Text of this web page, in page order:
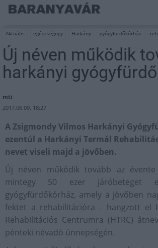
Aktuális egészségügy Harkány gyógyfürdőkórház
Új néven működik
harkányi
mti
2017.06.09. 18:27
A Zsigmondy Vilmos Harkányi
ezentúl a Harkányi Termál
nevet viseli majd a jövőben.
Új néven működik tovább az
mintegy 50 ezer járóbeteget
gyógyfürdőkórház, amely a jövőben
fektet a rehabilitációra - hangzott el
Rehabilitációs Centrumra (HTRC)
pénteki névadó ünnepségén.